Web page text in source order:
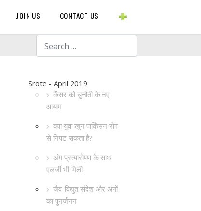
Search
JOIN US CONTACT US
Srote - April 2019
कैंसर को चुनौती के नए
आयाम
क्या युवा खून पार्किंसन रोग
से निपट सकता है?
अंग प्रत्यारोपण के साथ
एलर्जी भी मिली
जैव-विद्युत संदेश और अंगों
का पुनर्जनन